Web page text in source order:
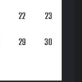
22
23
29
30